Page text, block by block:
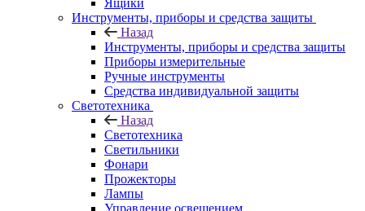
Ящики
Инструменты, приборы и средства защиты
Назад
Инструменты, приборы и средства защиты
Приборы измерительные
Ручные инструменты
Средства индивидуальной защиты
Светотехника
Назад
Светотехника
Светильники
Фонари
Прожекторы
Лампы
Управление освещением